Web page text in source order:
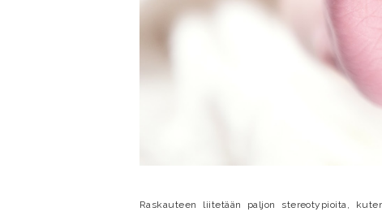
Raskauteen liitetään paljon stereotypioita,